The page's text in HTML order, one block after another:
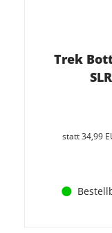
Trek
statt34,99